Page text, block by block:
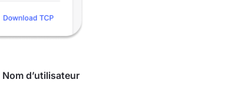
Nom d’utilisateur